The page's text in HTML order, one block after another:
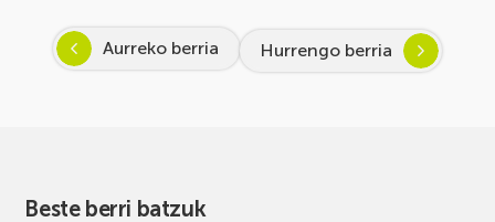
Aurreko berria Hurrengo berria
Beste berri batzuk